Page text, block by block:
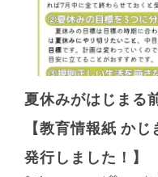
夏休みがはじまる
【教育情報紙 か
発行しました！】